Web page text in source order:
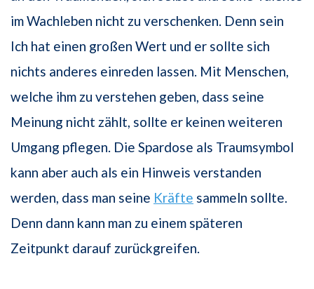
im Wachleben nicht zu verschenken. Denn sein
Ich hat einen großen Wert und er sollte sich
nichts anderes einreden lassen. Mit Menschen,
welche ihm zu verstehen geben, dass seine
Meinung nicht zählt, sollte er keinen weiteren
Umgang pflegen. Die Spardose als Traumsymbol
kann aber auch als ein Hinweis verstanden
werden, dass man seine Kräfte sammeln sollte.
Denn dann kann man zu einem späteren
Zeitpunkt darauf zurückgreifen.